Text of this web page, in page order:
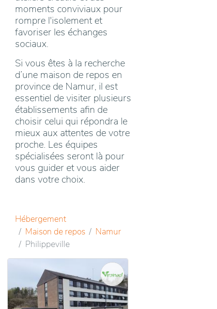
moments conviviaux pour
rompre l'isolement et
favoriser les échanges
sociaux.
Si vous êtes à la recherche
d’une maison de repos en
province de Namur, il est
essentiel de visiter plusieurs
établissements afin de
choisir celui qui répondra le
mieux aux attentes de votre
proche. Les équipes
spécialisées seront là pour
vous guider et vous aider
dans votre choix.
Hébergement
Maison de repos
Namur
Philippeville